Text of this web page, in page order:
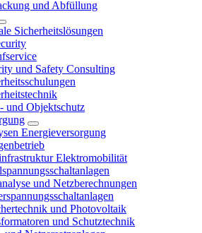
und Abfüllung
Sicherheitslösungen
und Safety Consulting
und Objektschutz
Energieversorgung
Elektromobilität
und Netzberechnungen
und Photovoltaik
und Schutztechnik